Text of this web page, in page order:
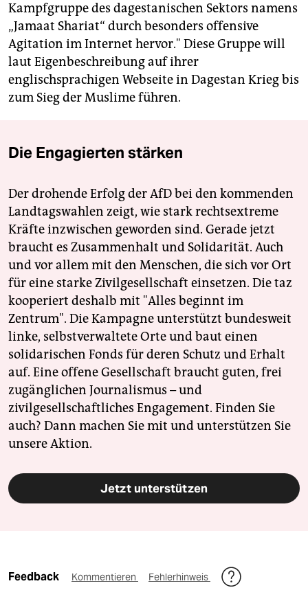
Kampfgruppe des dagestanischen Sektors namens
„Jamaat Shariat“ durch besonders offensive
Agitation im Internet hervor." Diese Gruppe will
laut Eigenbeschreibung auf ihrer
englischsprachigen Webseite in Dagestan Krieg bis
zum Sieg der Muslime führen.
Die Engagierten stärken
Der drohende Erfolg der AfD bei den kommenden
Landtagswahlen zeigt, wie stark rechtsextreme
Kräfte inzwischen geworden sind. Gerade jetzt
braucht es Zusammenhalt und Solidarität. Auch
und vor allem mit den Menschen, die sich vor Ort
für eine starke Zivilgesellschaft einsetzen. Die taz
kooperiert deshalb mit "Alles beginnt im
Zentrum". Die Kampagne unterstützt bundesweit
linke, selbstverwaltete Orte und baut einen
solidarischen Fonds für deren Schutz und Erhalt
auf. Eine offene Gesellschaft braucht guten, frei
zugänglichen Journalismus – und
zivilgesellschaftliches Engagement. Finden Sie
auch? Dann machen Sie mit und unterstützen Sie
unsere Aktion.
Jetzt unterstützen
Feedback Kommentieren Fehlerhinweis